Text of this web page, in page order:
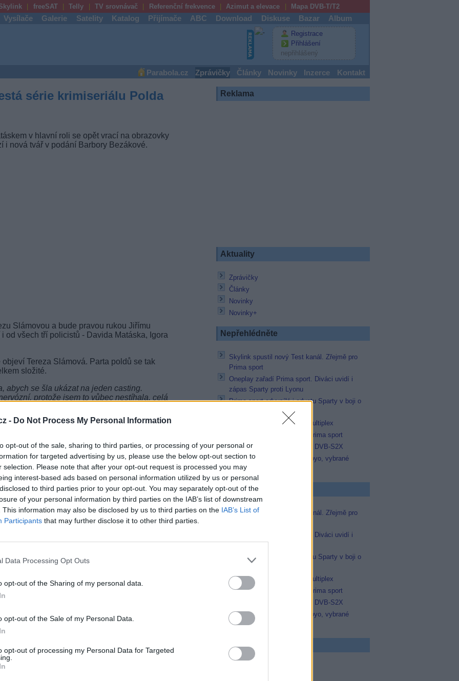
- Do Not Process My Personal Information
opt-out of the sale, sharing to third parties, or processing of your personal or
for targeted advertising by us, please use the below opt-out section to
selection. Please note that after your opt-out request is processed you may
interest-based ads based on personal information utilized by us or personal
to third parties prior to your opt-out. You may separately opt-out of the
of your personal information by third parties on the IAB’s list of downstream
This information may also be disclosed by us to third parties on the IAB’s List of
Participants that may further disclose it to other third parties.
Data Processing Opt Outs
opt-out of the Sharing of my personal data.
opt-out of the Sale of my Personal Data.
opt-out of processing my Personal Data for Targeted
freeSAT Telly TV srovnávač Referenční frekvence Azimut a elevace Mapa DVB-T/T2
Vysílače Galerie Satelity Katalog Přijímače ABC Download Diskuse Bazar Album
Registrace
Přihlášení
nepřihlášený
Parabola.cz Zprávičky Články Novinky Inzerce Kontakt
série krimiseriálu Polda
v hlavní roli se opět vrací na obrazovky
i nová tvář v podání Barbory Bezákové.
Slámovou a bude pravou rukou Jiřímu
od všech tří policistů - Davida Matáska, Igora
Tereza Slámová. Parta poldů se tak
složité.
abych se šla ukázat na jeden casting.
protože jsem to vůbec nestíhala, celá
zkusili jsme tři situace a nechápala jsem, proč
mě k Davidovi a nakonec mi řekli přímo v ten
a já odjížděla překvapená a šťastná, že to
která byla obsazena na poslední chvíli.
(foto: FTV Prima)
ponětí měla, protože obdobný seriál točila na
příležitost tady a hned seriál podobný tomu,
která sice pochází ze Slovenska, ale už řadu
tu už od osmnácti let. Jsem ráda, když mě
přízvuk. Dávám si záležet,“ přiznává
setkání s Davidem Matáskem.
casting s Davidem, byla jsem hodně nervózní,
vstřícný a přátelský. Hodně mi pomáhal s tím,
Nasmáli jsme se a cítila jsem se fakt dobře,
šesté série skončilo, stále jsme v
jestli tam nejsem. Byla jsem se za ním
forenzní analytičku a je velmi ráda, že se jí
Tereza v laboratoři a že ty mrtvoly tam
slovně. Za to jsem ráda,“ přiznává herečka,
a jak ji v seriálu přijmou.
Reklama
Aktuality
Zprávičky
Články
Novinky
Novinky+
Nepřehlédněte
Skylink spustil nový Test kanál. Zřejmě pro
Prima sport
Oneplay zařadí Prima sport. Diváci uvidí i
zápas Sparty proti Lyonu
Prima sport odvysílá i odvetu Sparty v boji o
Operátor Du převzal další multiplex
Antik TV potvrdil zařazení Prima sport
Televisa Networks přešla na DVB-S2X
Niké liga opět komplet na Voyo, vybrané
zápasy na TV Dajto
Top Zprávičky
Skylink spustil nový Test kanál. Zřejmě pro
Oneplay zařadí Prima sport. Diváci uvidí i
Prima sport odvysílá i odvetu Sparty v boji o
Operátor Du převzal další multiplex
Antik TV potvrdil zařazení Prima sport
Televisa Networks přešla na DVB-S2X
Niké liga opět komplet na Voyo, vybrané
zápasy na TV Dajto
TV program